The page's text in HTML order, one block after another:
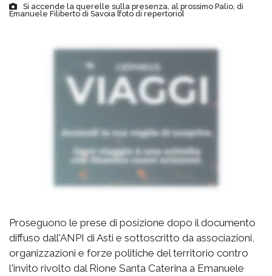
Si accende la querelle sulla presenza, al prossimo Palio, di
Emanuele Filiberto di Savoia [foto di repertorio]
Proseguono le prese di posizione dopo il documento
diffuso dall'ANPI di Asti e sottoscritto da associazioni,
organizzazioni e forze politiche del territorio contro
l'invito rivolto dal Rione Santa Caterina a Emanuele